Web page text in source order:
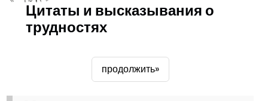
Цитаты и высказывания о
трудностях
продолжить»